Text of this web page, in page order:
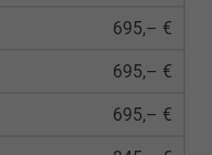
695,– €
695,– €
695,– €